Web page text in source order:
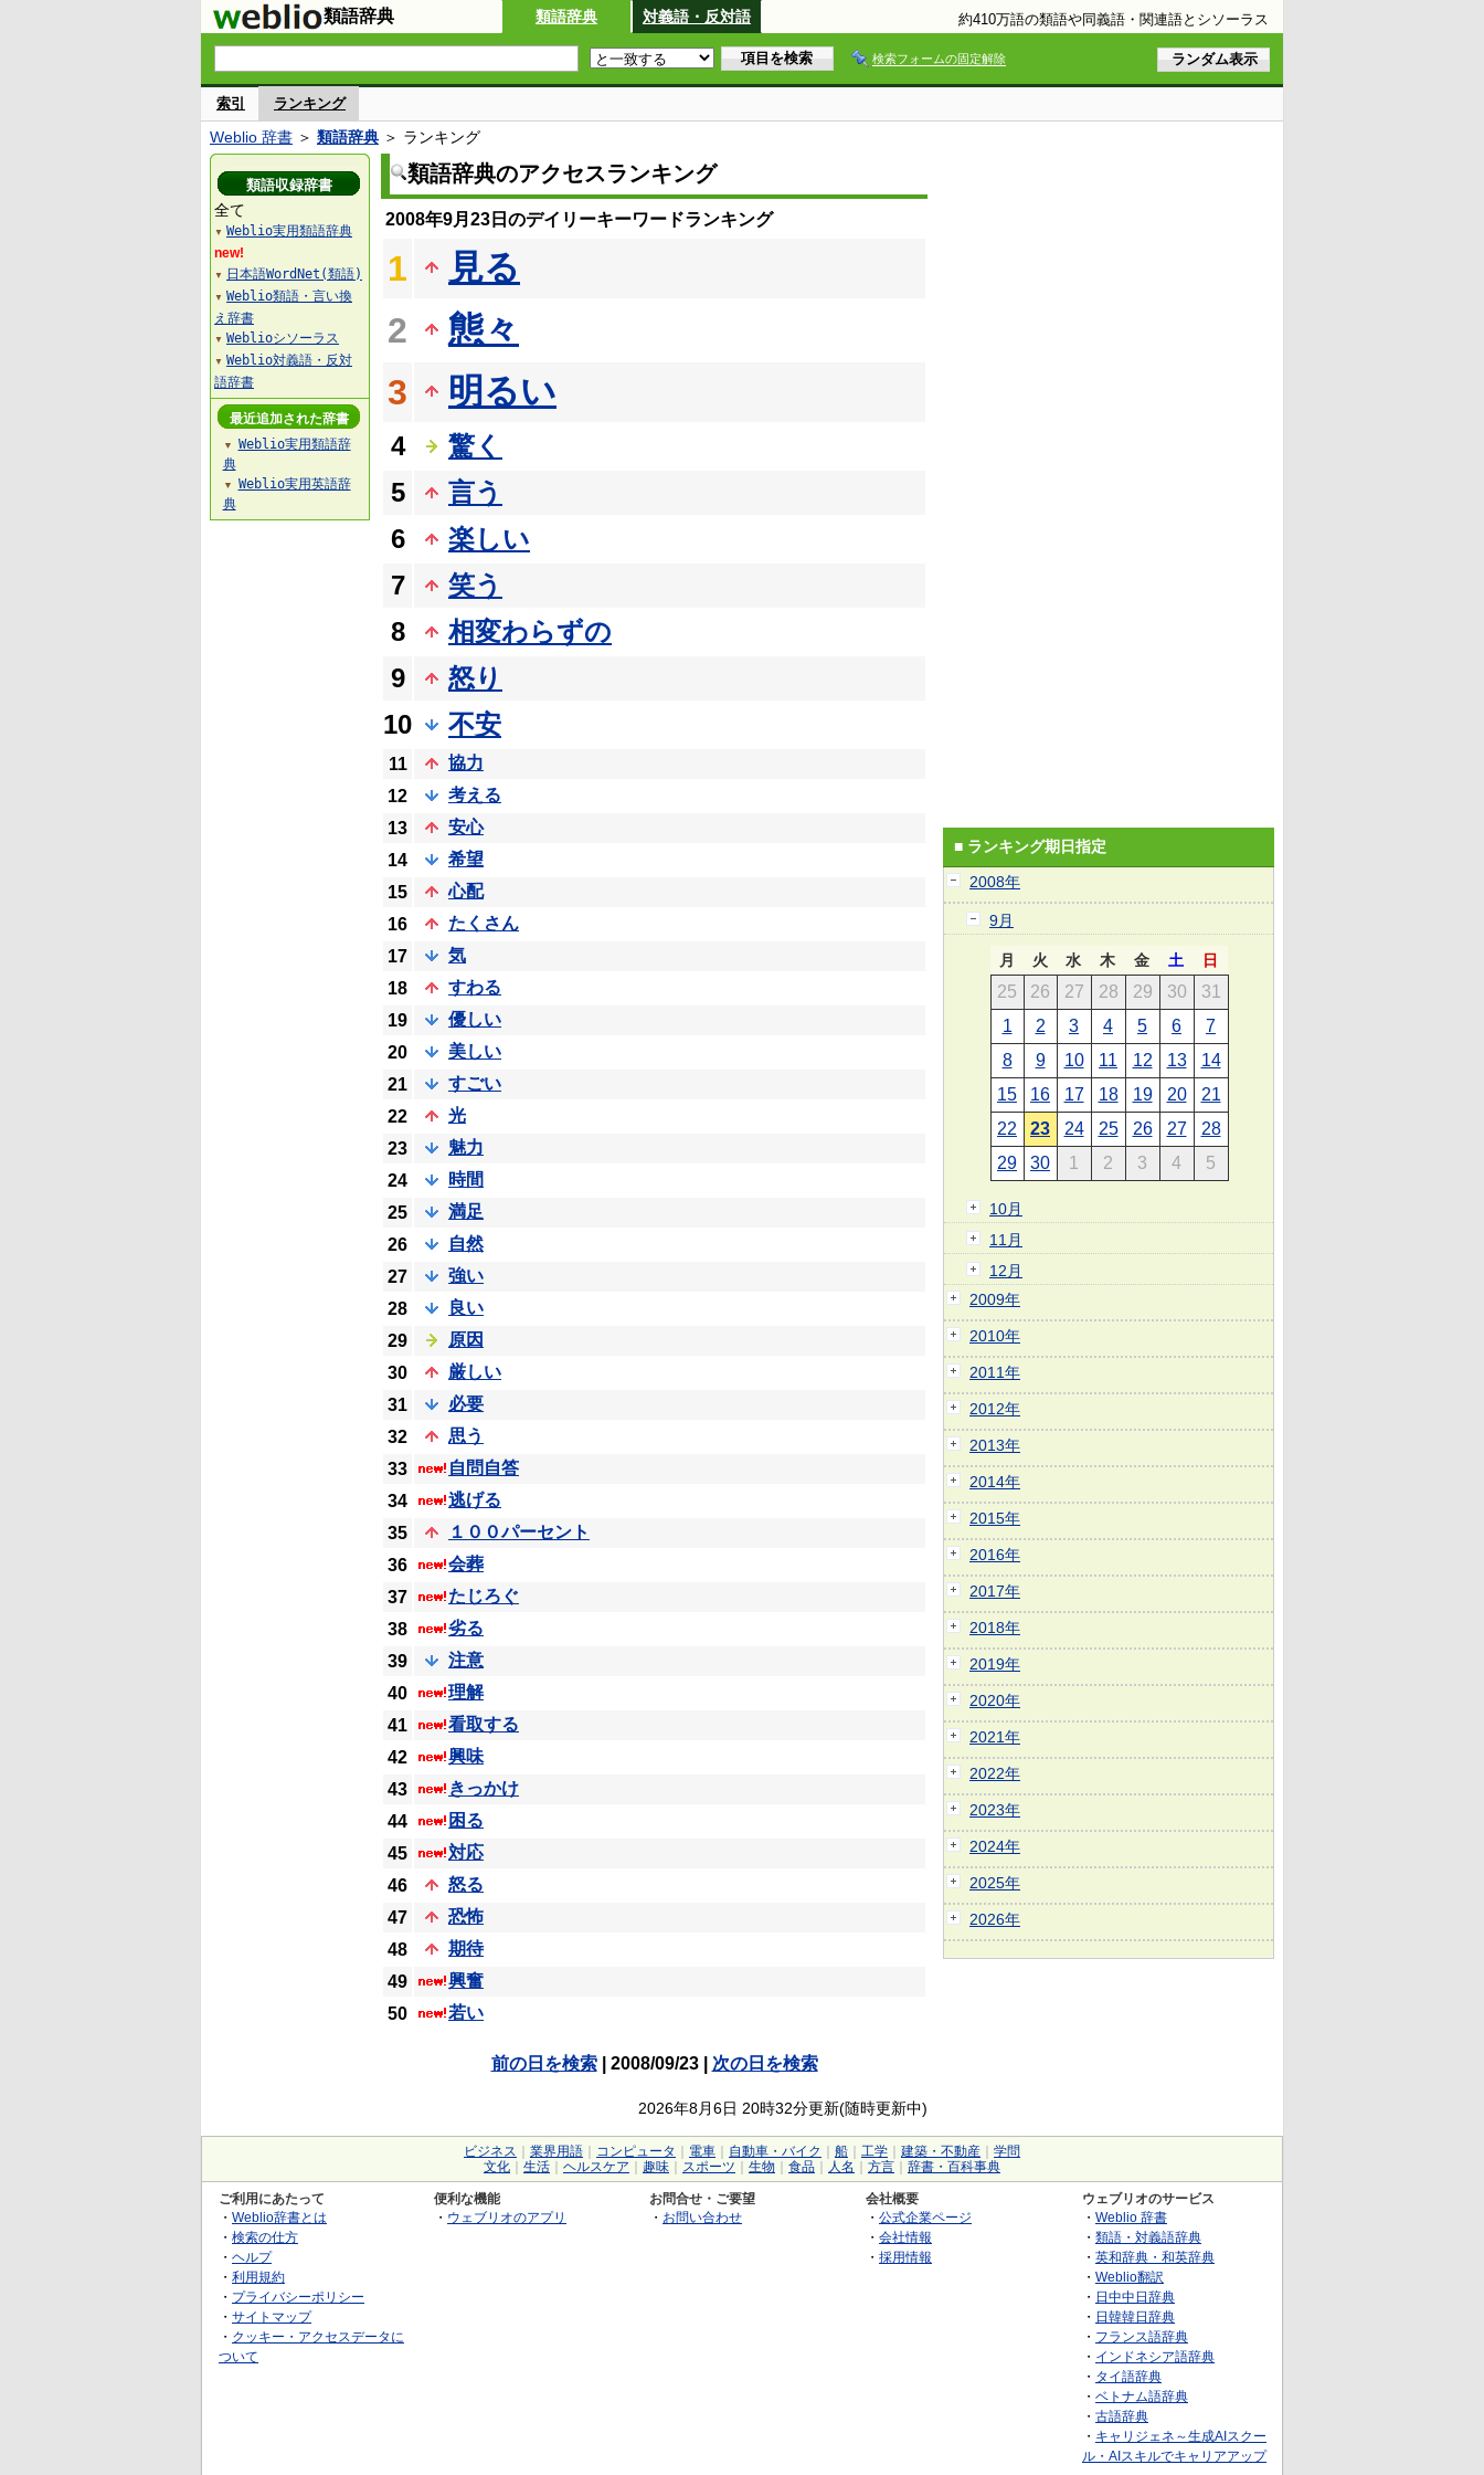
類語辞典 類語辞典 対義語・反対語 約410万語の類語や同義語・関連語とシソーラス
検索フォームの固定解除
索引 ランキング
Weblio 辞書 ＞ 類語辞典 ＞ ランキング
類語辞典のアクセスランキング
2008年9月23日のデイリーキーワードランキング
1
見る
2
態々
3
明るい
4
驚く
5
言う
6
楽しい
7
笑う
8
相変わらずの
9
怒り
10
不安
11
協力
12
考える
13
安心
14
希望
15
心配
16
たくさん
17
気
18
すわる
19
優しい
20
美しい
21
すごい
22
光
23
魅力
24
時間
25
満足
26
自然
27
強い
28
良い
29
原因
30
厳しい
31
必要
32
思う
33
自問自答
34
逃げる
35
１００パーセント
36
会葬
37
たじろぐ
38
劣る
39
注意
40
理解
41
看取する
42
興味
43
きっかけ
44
困る
45
対応
46
怒る
47
恐怖
48
期待
49
興奮
50
若い
前の日を検索| 2008/09/23 | 次の日を検索
2026年8月6日 20時32分更新(随時更新中)
類語収録辞書
全て
▼ Weblio実用類語辞典
new!
▼ 日本語WordNet(類語)
▼ Weblio類語・言い換
え辞書
▼ Weblioシソーラス
▼ Weblio対義語・反対
語辞書
最近追加された辞書
▼
Weblio実用類語辞
典
▼
Weblio実用英語辞
典
■ ランキング期日指定
2008年
9月
月 火 水 木 金 土 日
25 26 27 28 29 30
31
1
2 3 4 5 6
7
8
9 10 11 12 13
14
15
16 17 18 19 20
21
22
23 24 25 26 27
28
29
30 1 2 3 4 5
10月
11月
12月
2009年
2010年
2011年
2012年
2013年
2014年
2015年
2016年
2017年
2018年
2019年
2020年
2021年
2022年
2023年
2024年
2025年
2026年
ビジネス 業界用語 コンピュータ 電車 自動車・バイク 船 工学 建築・不動産
学問
文化
生活 ヘルスケア 趣味 スポーツ 生物 食品 人名 方言 辞書・百科事典
ご利用にあたって
・ Weblio辞書とは
・ 検索の仕方
・ ヘルプ
・ 利用規約
・ プライバシーポリシー
・ サイトマップ
・ クッキー・アクセスデータに
ついて
便利な機能
・ ウェブリオのアプリ
お問合せ・ご要望
・ お問い合わせ
会社概要
・ 公式企業ページ
・ 会社情報
・ 採用情報
ウェブリオのサービス
・ Weblio 辞書
・ 類語・対義語辞典
・ 英和辞典・和英辞典
・ Weblio翻訳
・ 日中中日辞典
・ 日韓韓日辞典
・ フランス語辞典
・ インドネシア語辞典
・ タイ語辞典
・ ベトナム語辞典
・ 古語辞典
・ キャリジェネ～生成AIスクー
ル・AIスキルでキャリアアップ